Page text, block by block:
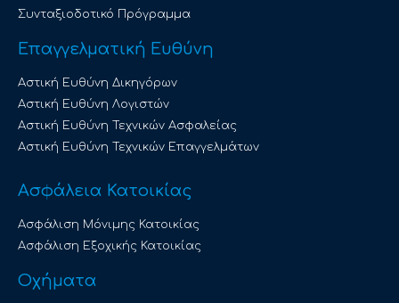
Συνταξιοδοτικό Πρόγραμμα
Επαγγελματική Ευθύνη
Αστική Ευθύνη Δικηγόρων
Αστική Ευθύνη Λογιστών
Αστική Ευθύνη Τεχνικών Ασφαλείας
Αστική Ευθύνη Τεχνικών Επαγγελμάτων
Ασφάλεια Κατοικίας
Ασφάλιση Μόνιμης Κατοικίας
Ασφάλιση Εξοχικής Κατοικίας
Οχήματα